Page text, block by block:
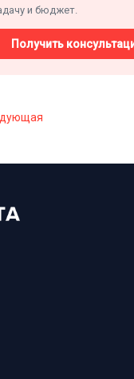
и бюджет.
Получить